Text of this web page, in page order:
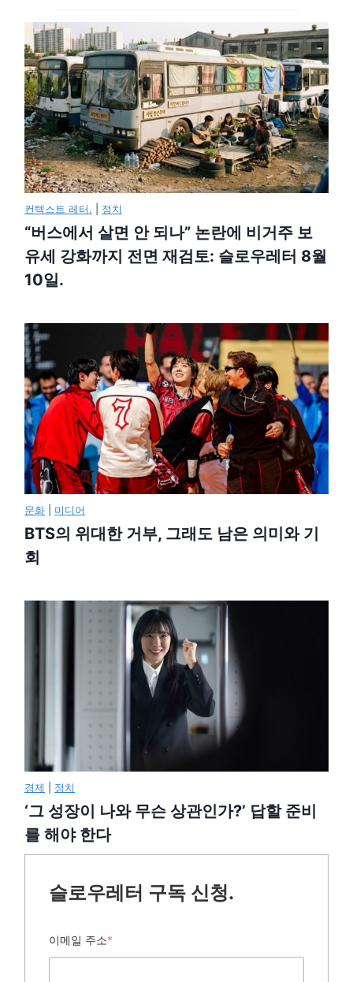
컨텍스트 레터. 정치
“버스에서 살면 안 되나” 논란에 비거주 보
유세 강화까지 전면 재검토: 슬로우레터 8월
10일.
문화 미디어
BTS의 위대한 거부, 그래도 남은 의미와 기
회
경제 정치
‘그 성장이 나와 무슨 상관인가?’ 답할 준비
를 해야 한다
슬로우레터 구독 신청.
이메일 주소*